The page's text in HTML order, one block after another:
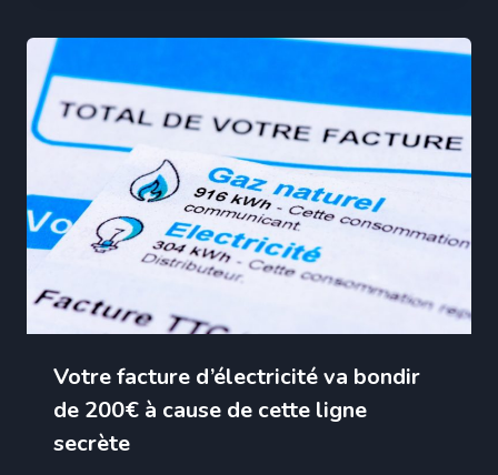
Votre facture d’électricité va bondir
de 200€ à cause de cette ligne
secrète